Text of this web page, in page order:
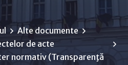
Alte documente
de acte
normativ (Transparenţă